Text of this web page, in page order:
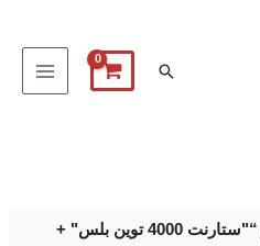
البحث
/ منتجات تحت الوسم “"ستارنت 4000 توين بلس" +